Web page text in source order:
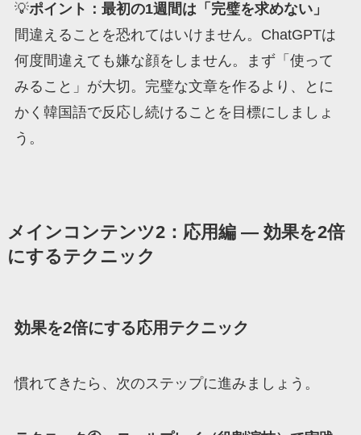
💡ポイント：最初の1週間は「完璧を求めない」
間違えることを恐れてはいけません。ChatGPTは
何度間違えても嫌な顔をしません。まず「使って
みること」が大切。完璧な文章を作るより、とに
かく韓国語で反応し続けることを目標にしましょ
う。
メインコンテンツ2：応用編 ― 効果を2倍
にするテクニック
効果を2倍にする応用テクニック
慣れてきたら、次のステップに進みましょう。